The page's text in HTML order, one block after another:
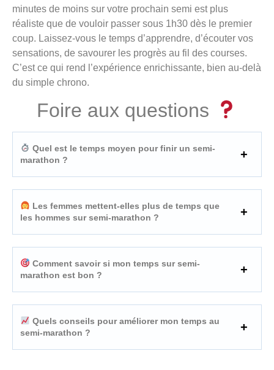
minutes de moins sur votre prochain semi est plus
réaliste que de vouloir passer sous 1h30 dès le premier
coup. Laissez-vous le temps d’apprendre, d’écouter vos
sensations, de savourer les progrès au fil des courses.
C’est ce qui rend l’expérience enrichissante, bien au-delà
du simple chrono.
Foire aux questions
Quel est le temps moyen pour finir un semi-
marathon ?
Les femmes mettent-elles plus de temps que
les hommes sur semi-marathon ?
Comment savoir si mon temps sur semi-
marathon est bon ?
Quels conseils pour améliorer mon temps au
semi-marathon ?